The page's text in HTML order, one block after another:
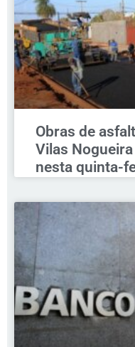
Obras de
Vilas
nesta quinta-